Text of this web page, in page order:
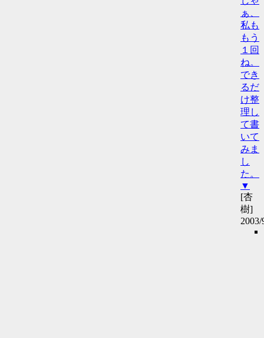
ぁ、
私も
もう
１回
ね。
でき
るだ
け整
理し
て書
いて
みま
し
た。
▼
[杏
樹]